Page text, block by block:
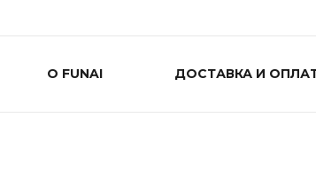
О FUNAI ДОСТАВКА И